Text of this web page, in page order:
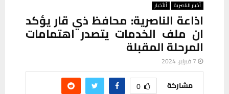
أخبار الناصرية ألأخبار
اذاعة الناصرية: محافظ ذي قار يؤكد
ان ملف الخدمات يتصدر اهتمامات
المرحلة المقبلة
7 فبراير، 2024
مشاركة 0